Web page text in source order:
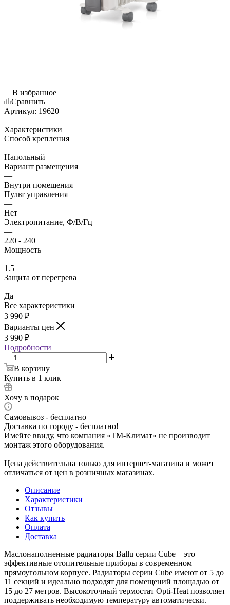
В избранное
Сравнить
Артикул: 19620
Характеристики
Способ крепления
—
Напольный
Вариант размещения
—
Внутри помещения
Пульт управления
—
Нет
Электропитание, Ф/В/Гц
—
220 - 240
Мощность
—
1.5
Защита от перегрева
—
Да
Все характеристики
3 990 ₽
Варианты цен
3 990 ₽
Подробности
В корзину
Купить в 1 клик
Хочу в подарок
Самовывоз - бесплатно
Доставка по городу - бесплатно!
Имейте ввиду, что компания «ТМ-Климат» не производит
монтаж этого оборудования.
Цена действительна только для интернет-магазина и может
отличаться от цен в розничных магазинах.
Описание
Характеристики
Отзывы
Как купить
Оплата
Доставка
Маслонаполненные радиаторы Ballu серии Cube – это
эффективные отопительные приборы в современном
прямоугольном корпусе. Радиаторы серии Cube имеют от 5 до
11 секций и идеально подходят для помещений площадью от
15 до 27 метров. Высокоточный термостат Opti-Heat позволяет
поддерживать необходимую температуру автоматически.